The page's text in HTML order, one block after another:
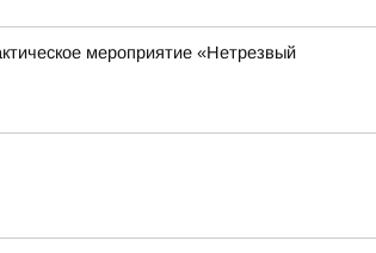
мероприятие «Нетрезвый